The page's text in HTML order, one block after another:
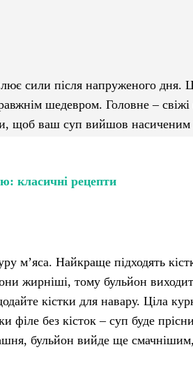
сили після напруженого дня.
шедевром. Головне – свіжі
щоб ваш суп вийшов
класичні рецепти
м’яса. Найкраще підходять
жирніші, тому бульйон
кістки для навару. Ціла
філе без кісток – суп буде
бульйон вийде ще